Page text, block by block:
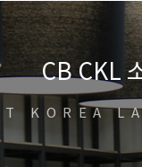
CB CKL
KOREA